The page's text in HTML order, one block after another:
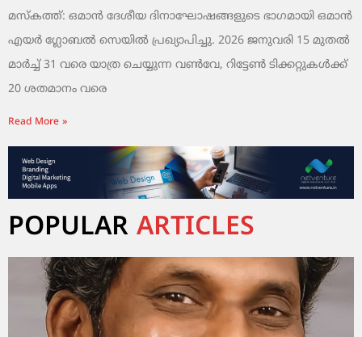
മസ്‌കത്ത്: ഒമാൻ ദേശീയ ദിനാഘോഷങ്ങളുടെ ഭാഗമായി ഒമാൻ
എയർ ഗ്ലോബൽ സെയിൽ പ്രഖ്യാപിച്ചു. 2026 ജനുവരി 15 മുതൽ
മാർച്ച് 31 വരെ യാത്ര ചെയ്യുന്ന വൺവേ, റിട്ടേൺ ടിക്കറ്റുകൾക്ക്
20 ശതമാനം വരെ
Read More »
POPULAR ARTICLES